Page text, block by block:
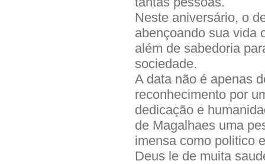
Neste aniversário, o
abençoando sua vida
além de sabedoria
sociedade.
A data não é apenas
reconhecimento por
dedicação e
de Magalhaes uma
imensa como politico
Deus le de muita